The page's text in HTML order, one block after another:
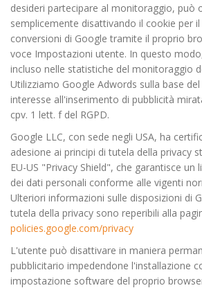
desideri partecipare al monitoraggio, può
semplicemente disattivando il cookie per
conversioni di Google tramite il proprio
voce Impostazioni utente. In questo
incluso nelle statistiche del monitoraggio
Utilizziamo Google Adwords sulla base
interesse all'inserimento di pubblicità
cpv. 1 lett. f del RGPD.
Google LLC, con sede negli USA, ha
adesione ai principi di tutela della privacy
EU-US "Privacy Shield", che garantisce un
dei dati personali conforme alle vigenti
Ulteriori informazioni sulle disposizioni di
tutela della privacy sono reperibili alla
policies.google.com/privacy
L'utente può disattivare in maniera
pubblicitario impedendone l'installazione
impostazione software del proprio